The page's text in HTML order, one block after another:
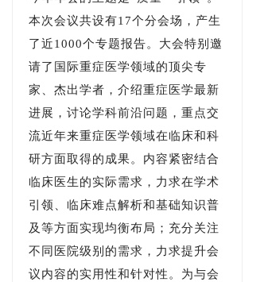
本次会议共设有17个分会场，产生
了近1000个专题报告。大会特别邀
请了国际重症医学领域的顶尖专
家、杰出学者，介绍重症医学最新
进展，讨论学科前沿问题，重点交
流近年来重症医学领域在临床和科
研方面取得的成果。 内容紧密结合
临床医生的实际需求，力求在学术
引领、临床难点解析和基础知识普
及等方面实现均衡布局；充分关注
不同医院级别的需求，力求提升会
议内容的实用性和针对性。为与会